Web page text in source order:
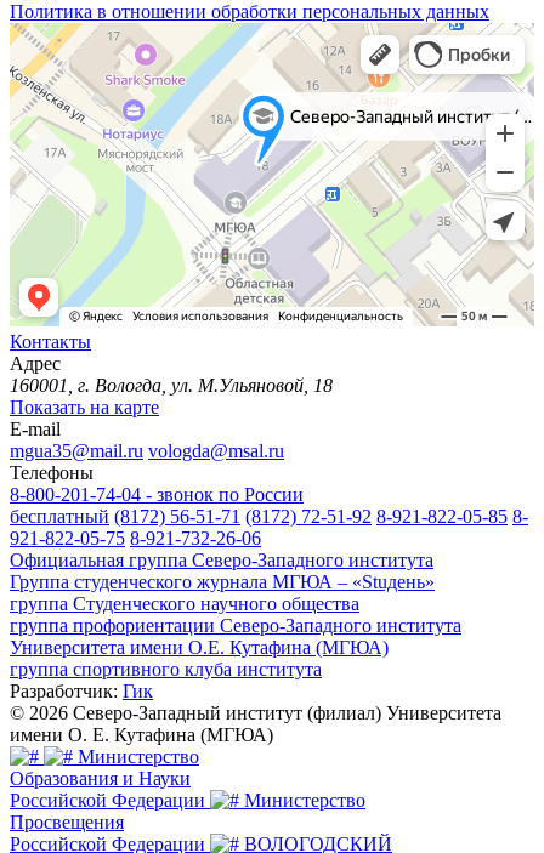
Политика в отношении обработки персональных данных
Контакты
Адрес
160001, г. Вологда, ул. М.Ульяновой, 18
Показать на карте
E-mail
mgua35@mail.ru vologda@msal.ru
Телефоны
8-800-201-74-04 - звонок по России
бесплатный (8172) 56-51-71 (8172) 72-51-92 8-921-822-05-85 8-
921-822-05-75 8-921-732-26-06
Официальная группа Северо-Западного института
Группа студенческого журнала МГЮА – «Stuдень»
группа Студенческого научного общества
группа профориентации Северо-Западного института
Университета имени О.Е. Кутафина (МГЮА)
группа спортивного клуба института
Разработчик: Гик
© 2026 Северо-Западный институт (филиал) Университета
имени О. Е. Кутафина (МГЮА)
Министерство
Образования и Науки
Российской Федерации
Министерство
Просвещения
Российской Федерации
ВОЛОГОДСКИЙ